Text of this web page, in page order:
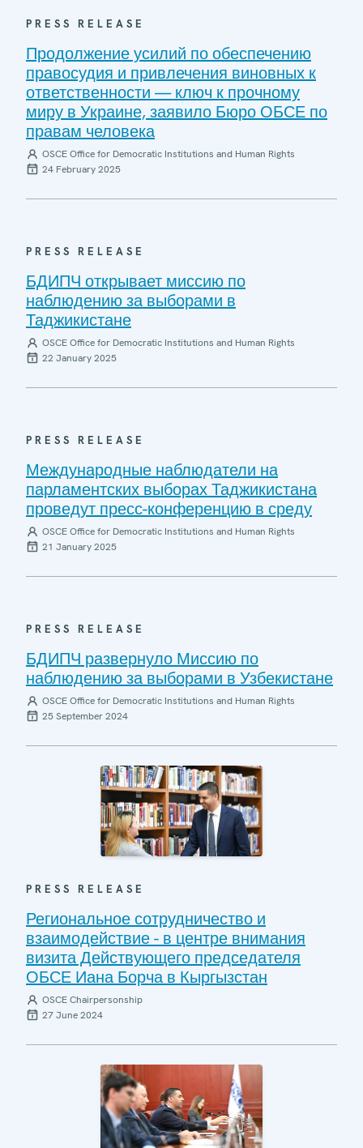
PRESS RELEASE
Продолжение усилий по обеспечению
правосудия и привлечения виновных к
ответственности — ключ к прочному
миру в Украине, заявило Бюро ОБСЕ по
правам человека
OSCE Office for Democratic Institutions and Human Rights
24 February 2025
PRESS RELEASE
БДИПЧ открывает миссию по
наблюдению за выборами в
Таджикистане
OSCE Office for Democratic Institutions and Human Rights
22 January 2025
PRESS RELEASE
Международные наблюдатели на
парламентских выборах Таджикистана
проведут пресс-конференцию в среду
OSCE Office for Democratic Institutions and Human Rights
21 January 2025
PRESS RELEASE
БДИПЧ развернуло Миссию по
наблюдению за выборами в Узбекистане
OSCE Office for Democratic Institutions and Human Rights
25 September 2024
PRESS RELEASE
Региональное сотрудничество и
взаимодействие - в центре внимания
визита Действующего председателя
ОБСЕ Иана Борча в Кыргызстан
OSCE Chairpersonship
27 June 2024